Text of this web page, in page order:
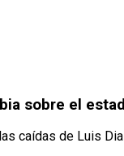
sobre el
caídas de Luis